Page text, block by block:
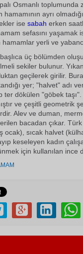
Osmanlı toplumunda
hamamının ayrı
ise sabah erken
sefasını yaşamak
hamamlar yerli ve
üç bölümden
sekiler bulunur.
geçilerek girilir.
yer; "halvet" adı
ter dökülen "göbek
ve çeşitli geometrik
Alev ve duman,
bacadan çıkar.
ocak), sıcak halvet
keseleyen kadın
için kullanılan ince